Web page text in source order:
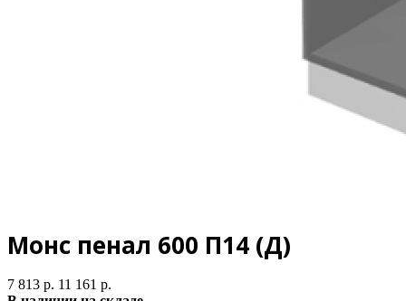
Монс пенал 600 П14 (Д)
7 813 р. 11 161 р.